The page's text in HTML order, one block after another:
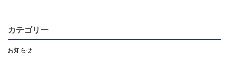
カテゴリー
お知らせ